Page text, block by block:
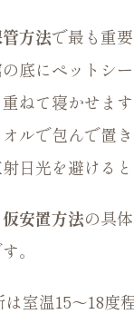
方法で最も重
底にペットシ
重ねて寝かせま
ルで包んで置
日光を避けると
安置方法の具
。
は室温15〜18度